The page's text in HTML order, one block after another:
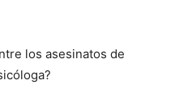
los asesinatos de